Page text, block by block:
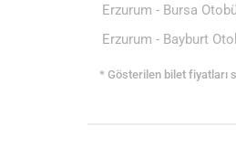
Erzurum - Bursa
Erzurum - Bayburt
* Gösterilen bilet fiyatları